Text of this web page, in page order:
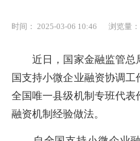
时间： 2025-03-06 10:46 浏览量
近日，国家金融监管总
国支持小微企业融资协调
全国唯一县级机制专班代
融资机制经验做法。